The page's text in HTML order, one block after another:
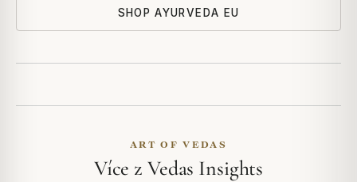
SHOP AYURVEDA EU
ART OF VEDAS
Více z Vedas Insights